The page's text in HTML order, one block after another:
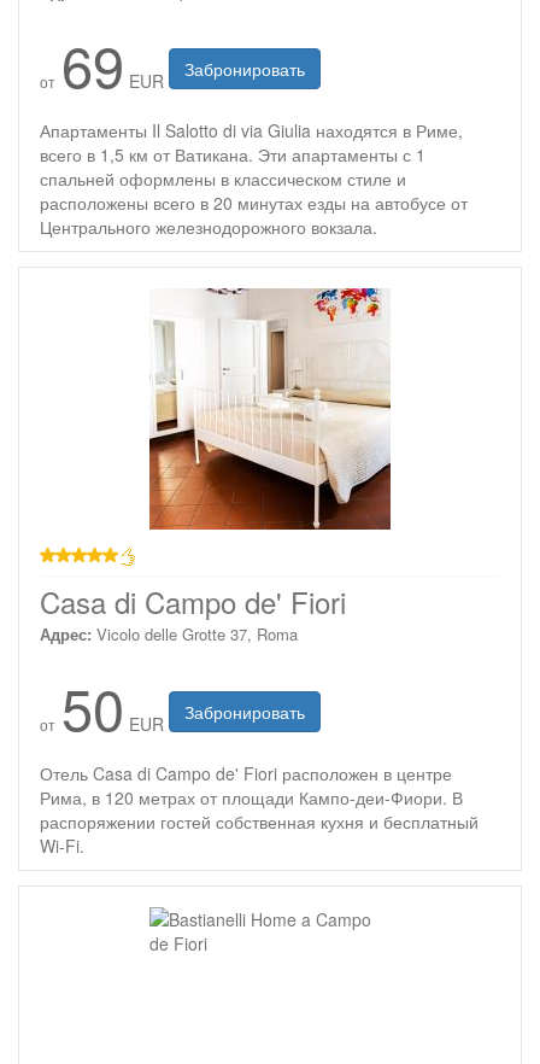
от 69 EUR Забронировать
Апартаменты Il Salotto di via Giulia находятся в Риме,
всего в 1,5 км от Ватикана. Эти апартаменты с 1
спальней оформлены в классическом стиле и
расположены всего в 20 минутах езды на автобусе от
Центрального железнодорожного вокзала.
Casa di Campo de' Fiori
Адрес: Vicolo delle Grotte 37, Roma
от 50 EUR Забронировать
Отель Casa di Campo de' Fiori расположен в центре
Рима, в 120 метрах от площади Кампо-деи-Фиори. В
распоряжении гостей собственная кухня и бесплатный
Wi-Fi.